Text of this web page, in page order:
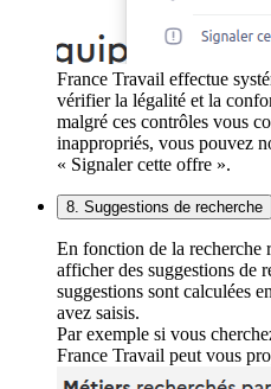
France Travail effectue
vérifier la légalité et la
malgré ces contrôles vous
inappropriés, vous pouvez
« Signaler cette offre ».
8. Suggestions de recherche
En fonction de la recherche
afficher des suggestions de
suggestions sont calculées
avez saisis.
Par exemple si vous
France Travail peut vous